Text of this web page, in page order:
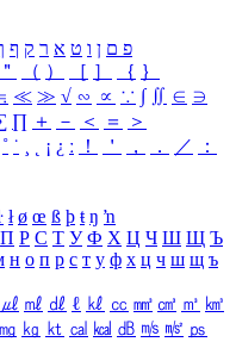
פ ם ן ו ט א ר ק ף
＂ （ ） ［ ］ ｛ ｝
≪ ≫ √ ∽ ∝ ∵ ∫ ∬ ∈ ∋
∏ ＋ － ＜ ＝
＞
˚ ˙ ¸ ¡ ¿ ː ！ ＇ ， ． ／
：
ł ø œ ß þ ŧ ŋ ŉ
П Р С Т У Ф Х Ц Ч Ш Щ Ъ
н о п р с т у ф х ц ч ш щ ъ
㎕ ㎖ ㎗ ℓ ㎘ ㏄ ㎣ ㎤ ㎥ ㎦
㎎ ㎏ ㏏ ㎈ ㎉ ㏈ ㎧ ㎨ ㎰